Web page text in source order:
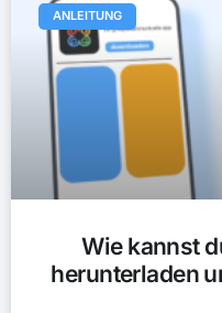
ANLEITUNG
Wie kannst
herunterladen